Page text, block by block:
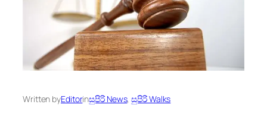
Written byEditorinසුපිරි News, සුපිරි Walks